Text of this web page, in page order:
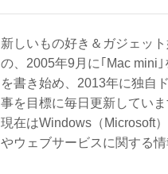
新しいもの好き＆ガジェッ
の、2005年9月に｢Mac mini
を書き始め、2013年に独自
事を目標に毎日更新していま
現在はWindows（Microsoft
やウェブサービスに関する情